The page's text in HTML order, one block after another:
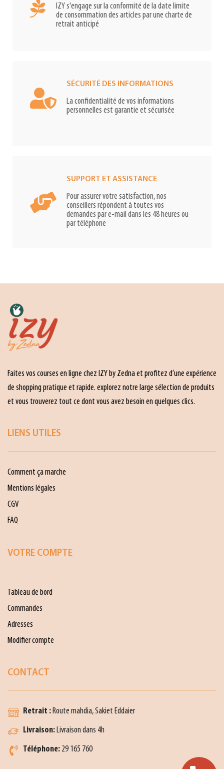
IZY s'engage sur la conformité de la date limite
de consommation des articles par une charte de
retrait anticipé
SÉCURITÉ DES INFORMATIONS
La confidentialité de vos informations
personnelles est garantie et sécurisée
SUPPORT ET ASSISTANCE
Pour assurer votre satisfaction, nos
conseillers répondent à toutes vos
demandes par e-mail dans les 48 heures ou
par téléphone
Faites vos courses en ligne chez IZY by Zedna et profitez d’une expérience
de shopping pratique et rapide. explorez notre large sélection de produits
et vous trouverez tout ce dont vous avez besoin en quelques clics.
LIENS UTILES
Comment ça marche
Mentions légales
CGV
FAQ
VOTRE COMPTE
Tableau de bord
Commandes
Adresses
Modifier compte
CONTACT
Retrait :Route mahdia, Sakiet Eddaier
Livraison:Livraison dans 4h
Téléphone: 29 165 760